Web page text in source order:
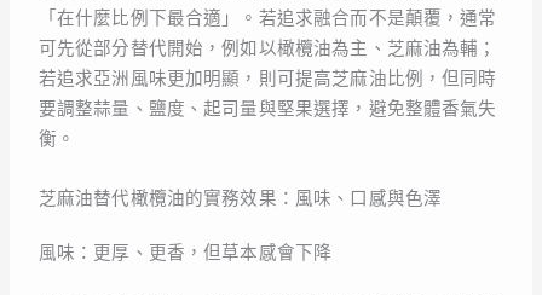
「在什麼比例下最合適」。若追求融合而不是顛覆，通常
可先從部分替代開始，例如以橄欖油為主、芝麻油為輔；
若追求亞洲風味更加明顯，則可提高芝麻油比例，但同時
要調整蒜量、鹽度、起司量與堅果選擇，避免整體香氣失
衡。
芝麻油替代橄欖油的實務效果：風味、口感與色澤
風味：更厚、更香，但草本感會下降